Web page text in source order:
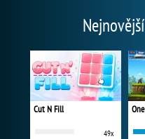
Cut N Fill
49x